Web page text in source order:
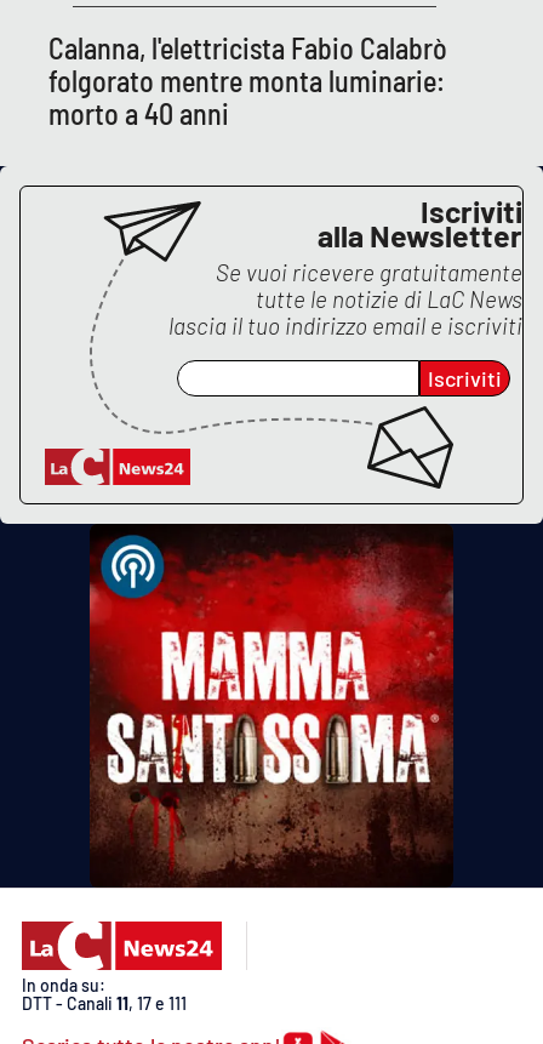
Calanna, l'elettricista Fabio Calabrò
folgorato mentre monta luminarie:
morto a 40 anni
Iscriviti
alla Newsletter
Se vuoi ricevere gratuitamente
tutte le notizie di LaC News
lascia il tuo indirizzo email e iscriviti
Iscriviti
In onda su:
DTT - Canali 11, 17 e 111